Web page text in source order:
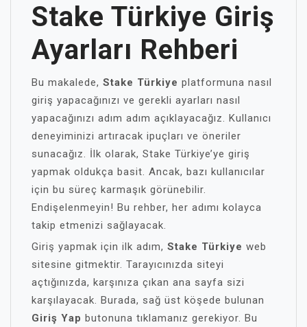
Stake Türkiye Giriş
Ayarları Rehberi
Bu makalede, Stake Türkiye platformuna nasıl
giriş yapacağınızı ve gerekli ayarları nasıl
yapacağınızı adım adım açıklayacağız. Kullanıcı
deneyiminizi artıracak ipuçları ve öneriler
sunacağız. İlk olarak, Stake Türkiye’ye giriş
yapmak oldukça basit. Ancak, bazı kullanıcılar
için bu süreç karmaşık görünebilir.
Endişelenmeyin! Bu rehber, her adımı kolayca
takip etmenizi sağlayacak.
Giriş yapmak için ilk adım, Stake Türkiye web
sitesine gitmektir. Tarayıcınızda siteyi
açtığınızda, karşınıza çıkan ana sayfa sizi
karşılayacak. Burada, sağ üst köşede bulunan
Giriş Yap butonuna tıklamanız gerekiyor. Bu